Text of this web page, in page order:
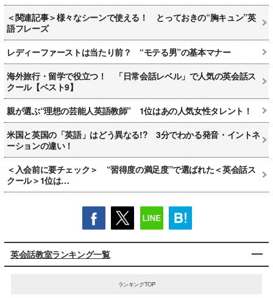
＜関連記事＞様々なシーンで使える！ とっておきの“胸キュン”英
語フレーズ
レディーファーストは当たり前？ “モテる男”の基本マナー
海外旅行・留学で役立つ！ 「日常会話レベル」で人気の英会話ス
クール【ベスト9】
親が選ぶ“理想の芸能人英語教師” 1位はあの人気女性タレント！
米国と英国の「英語」はどう異なる!? 3分でわかる発音・イントネ
ーションの違い！
＜入会前に要チェック＞ “習得度の満足度”で選ばれた＜英会話ス
クール＞1位は…
英会話教室ランキング一覧
ランキングTOP